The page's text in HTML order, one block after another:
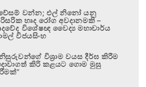
වන්න; එල් නිනෝ යනු
හෘද රෝග අවදානමකි –
විශේෂඥ වෛද්‍ය මහාචාර්ය
විජයසිංහ
විශ්‍රාම වයස දීර්ඝ කිරීම
කිරි කළයට ගොම මුසු